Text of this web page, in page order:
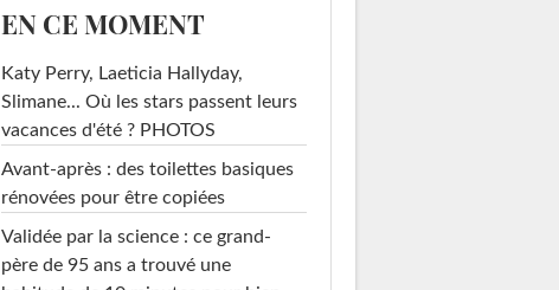
EN CE MOMENT
Katy Perry, Laeticia Hallyday,
Slimane... Où les stars passent leurs
vacances d'été ? PHOTOS
Avant-après : des toilettes basiques
rénovées pour être copiées
Validée par la science : ce grand-
père de 95 ans a trouvé une